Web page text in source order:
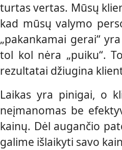
turtas vertas. Mūsų
kad mūsų valymo
„pakankamai gerai“
tol kol nėra „puiku“.
rezultatai džiugina
Laikas yra pinigai, o
neįmanomas be
kainų. Dėl augančio
galime išlaikyti savo